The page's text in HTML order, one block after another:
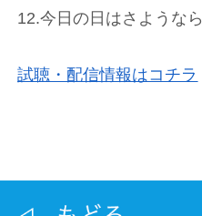
12.今日の日はさようなら
試聴・配信情報はコチラ